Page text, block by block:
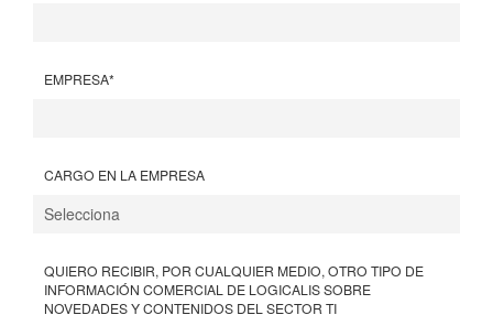
EMPRESA*
CARGO EN LA EMPRESA
QUIERO RECIBIR, POR CUALQUIER MEDIO, OTRO TIPO DE
INFORMACIÓN COMERCIAL DE LOGICALIS SOBRE
NOVEDADES Y CONTENIDOS DEL SECTOR TI